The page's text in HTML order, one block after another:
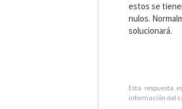
estos se
nulos.
solucionará.
Esta respuesta
información del